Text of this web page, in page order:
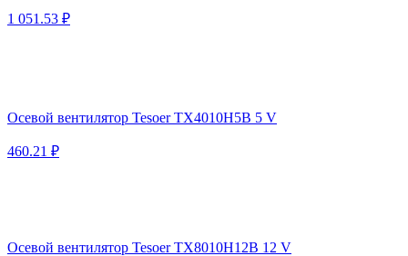
1 051.53 ₽
Осевой вентилятор Tesoer TX4010H5B 5 V
460.21 ₽
Осевой вентилятор Tesoer TX8010H12B 12 V